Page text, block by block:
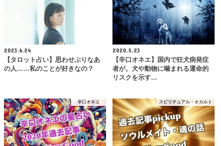
2023.6.24
【タロット占い】思わせぶりなあ
の人……私のことが好きなの？
2020.5.23
【辛口オネエ】国内で狂犬病発症
者が。犬や動物に噛まれる運命的
リスクを示す…
辛口オネエ スピリチュアル・オカルト